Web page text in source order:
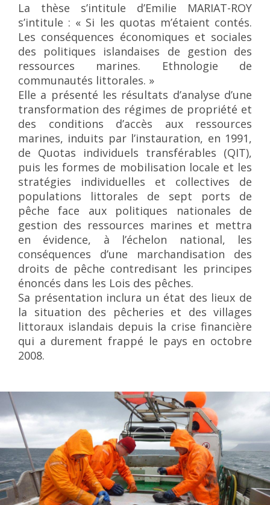
La thèse s’intitule d’Emilie MARIAT-ROY
s’intitule : « Si les quotas m’étaient contés.
Les conséquences économiques et sociales
des politiques islandaises de gestion des
ressources marines. Ethnologie de
communautés littorales. »
Elle a présenté les résultats d’analyse d’une
transformation des régimes de propriété et
des conditions d’accès aux ressources
marines, induits par l’instauration, en 1991,
de Quotas individuels transférables (QIT),
puis les formes de mobilisation locale et les
stratégies individuelles et collectives de
populations littorales de sept ports de
pêche face aux politiques nationales de
gestion des ressources marines et mettra
en évidence, à l’échelon national, les
conséquences d’une marchandisation des
droits de pêche contredisant les principes
énoncés dans les Lois des pêches.
Sa présentation inclura un état des lieux de
la situation des pêcheries et des villages
littoraux islandais depuis la crise financière
qui a durement frappé le pays en octobre
2008.